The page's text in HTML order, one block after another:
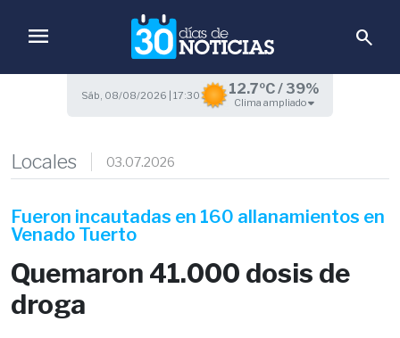
menu search
Sáb, 08/08/2026 | 17:30 12.7ºC / 39%
Clima ampliado
Locales 03.07.2026
Fueron incautadas en 160 allanamientos en
Venado Tuerto
Quemaron 41.000 dosis de
droga